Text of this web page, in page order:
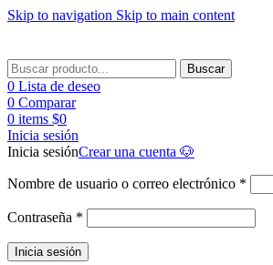
Skip to navigation Skip to main content
Buscar
0 Lista de deseo
0 Comparar
0 items $0
Inicia sesión
Inicia sesiónCrear una cuenta 🐶
Nombre de usuario o correo electrónico *
Contraseña *
Inicia sesión